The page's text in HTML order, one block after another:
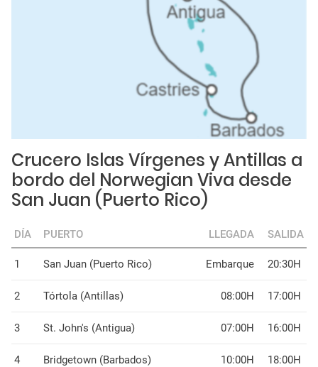
Crucero Islas Vírgenes y Antillas a
bordo del Norwegian Viva desde
San Juan (Puerto Rico)
DÍA PUERTO LLEGADA SALIDA
1 San Juan (Puerto Rico) Embarque 20:30H
2 Tórtola (Antillas) 08:00H 17:00H
3 St. John's (Antigua) 07:00H 16:00H
4 Bridgetown (Barbados) 10:00H 18:00H